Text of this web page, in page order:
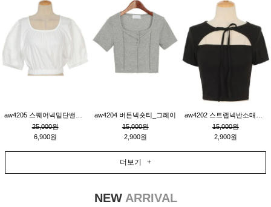
25,000원
6,900원
aw4204 버튼넥숏티_그레이
15,000원
2,900원
15,000원
2,900원
더보기 +
NEWARRIVAL